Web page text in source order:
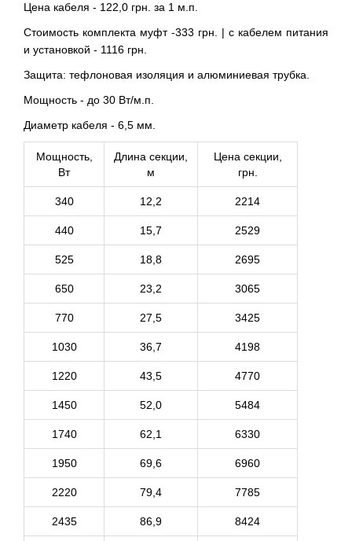
Цена кабеля - 122,0 грн. за 1 м.п.
Стоимость комплекта муфт -333 грн. | с кабелем питания
и установкой - 1116 грн.
Защита: тефлоновая изоляция и алюминиевая трубка.
Мощность - до 30 Вт/м.п.
Диаметр кабеля - 6,5 мм.
Мощность,
Вт
Длина секции,
м
Цена секции,
грн.
340 12,2 2214
440 15,7 2529
525 18,8 2695
650 23,2 3065
770 27,5 3425
1030 36,7 4198
1220 43,5 4770
1450 52,0 5484
1740 62,1 6330
1950 69,6 6960
2220 79,4 7785
2435 86,9 8424